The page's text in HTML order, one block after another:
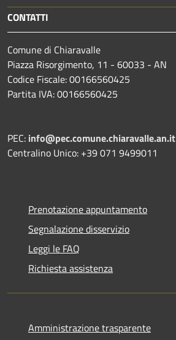
CONTATTI
Comune di Chiaravalle
Piazza Risorgimento, 11 - 60033 - AN
Codice Fiscale: 00166560425
Partita IVA: 00166560425
PEC: info@pec.comune.chiaravalle.an.it
Centralino Unico: +39 071 9499011
Prenotazione appuntamento
Segnalazione disservizio
Leggi le FAQ
Richiesta assistenza
Amministrazione trasparente